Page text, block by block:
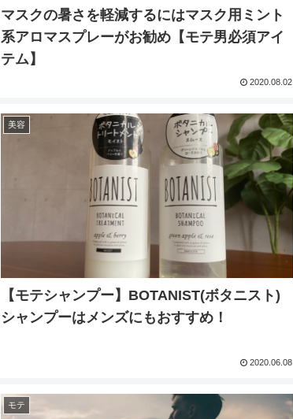
マスクの暑さを軽減するにはマスク用ミント
系アロマスプレーがお勧め【モテ男必須アイ
テム】
2020.08.02
美容
【モテシャンプー】BOTANIST(ボタニスト)
シャンプーはメンズにもおすすめ！
2020.06.08
モテ